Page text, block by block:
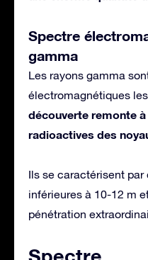
Spectre
gamma
Les rayons gamma
électromagnétiques
découverte remonte
radioactives des
Ils se caractérisent par
inférieures à 10-12 m
pénétration